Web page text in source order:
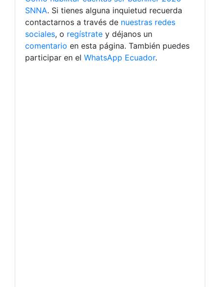
SNNA. Si tienes alguna inquietud recuerda
contactarnos a través de nuestras redes
sociales, o regístrate y déjanos un
comentario en esta página. También puedes
participar en el WhatsApp Ecuador.